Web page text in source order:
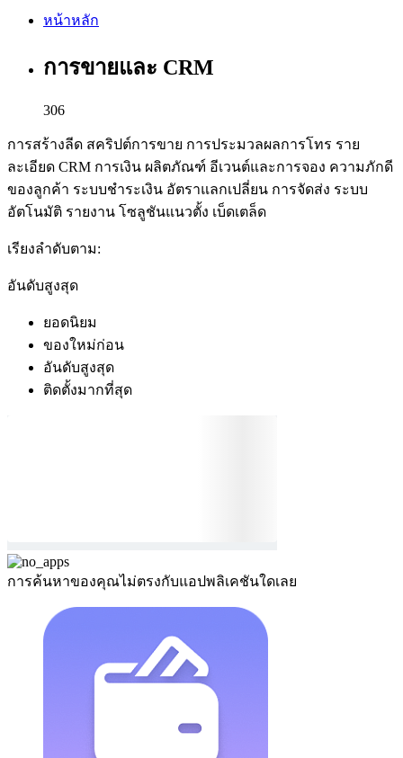
หน้าหลัก
การขายและ CRM
306
การสร้างลีด สคริปต์การขาย การประมวลผลการโทร ราย
ละเอียด CRM การเงิน ผลิตภัณฑ์ อีเวนต์และการจอง ความภักดี
ของลูกค้า ระบบชำระเงิน อัตราแลกเปลี่ยน การจัดส่ง ระบบ
อัตโนมัติ รายงาน โซลูชันแนวตั้ง เบ็ดเตล็ด
เรียงลำดับตาม:
อันดับสูงสุด
ยอดนิยม
ของใหม่ก่อน
อันดับสูงสุด
ติดตั้งมากที่สุด
การค้นหาของคุณไม่ตรงกับแอปพลิเคชันใดเลย